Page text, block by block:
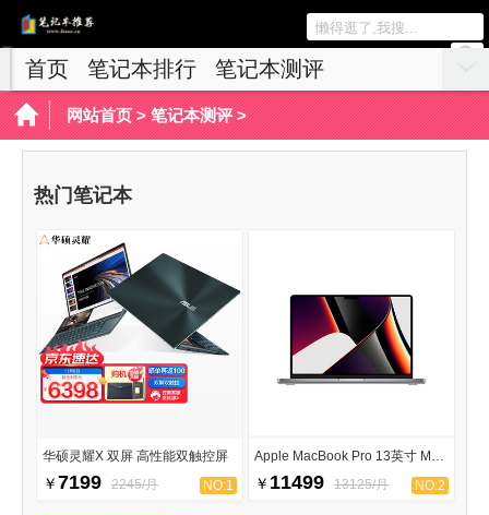
首页 笔记本排行
笔记本测评
游戏本推荐
网站首页> 笔记本测评>
热门笔记本
华硕灵耀X 双屏 高性能双触控屏
￥7199 2245/月 NO:1
Apple MacBook Pro 13英寸 M2 芯片
￥ 11499 13125/月 NO:2